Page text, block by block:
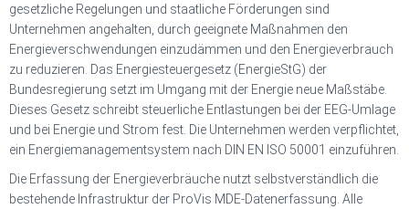
I
G
A
O
N
gesetzliche Regelungen und staatliche Förderungen sind
Unternehmen angehalten, durch geeignete Maßnahmen den
Energieverschwendungen einzudämmen und den Energieverbrauch
zu reduzieren. Das Energiesteuergesetz (EnergieStG) der
Bundesregierung setzt im Umgang mit der Energie neue Maßstäbe.
Dieses Gesetz schreibt steuerliche Entlastungen bei der EEG-Umlage
und bei Energie und Strom fest. Die Unternehmen werden verpflichtet,
ein Energiemanagementsystem nach DIN EN ISO 50001 einzuführen.
Die Erfassung der Energieverbräuche nutzt selbstverständlich die
bestehende Infrastruktur der ProVis MDE-Datenerfassung. Alle